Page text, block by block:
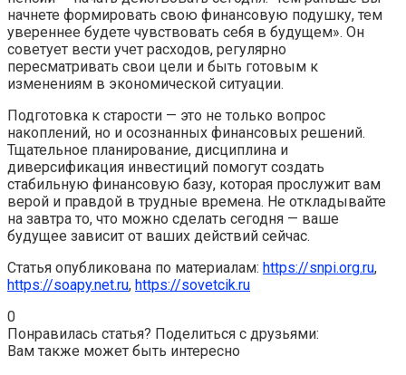
начнете формировать свою финансовую подушку, тем
увереннее будете чувствовать себя в будущем». Он
советует вести учет расходов, регулярно
пересматривать свои цели и быть готовым к
изменениям в экономической ситуации.
Подготовка к старости — это не только вопрос
накоплений, но и осознанных финансовых решений.
Тщательное планирование, дисциплина и
диверсификация инвестиций помогут создать
стабильную финансовую базу, которая прослужит вам
верой и правдой в трудные времена. Не откладывайте
на завтра то, что можно сделать сегодня — ваше
будущее зависит от ваших действий сейчас.
Статья опубликована по материалам: https://snpi.org.ru,
https://soapy.net.ru, https://sovetcik.ru
0
Понравилась статья? Поделиться с друзьями:
Вам также может быть интересно